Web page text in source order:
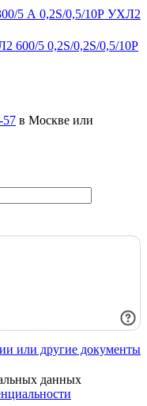
5 А 0,2S/0,5/10Р УХЛ2
600/5 0,2S/0,2S/0,5/10Р
57 в Москве или
или другие документы
данных